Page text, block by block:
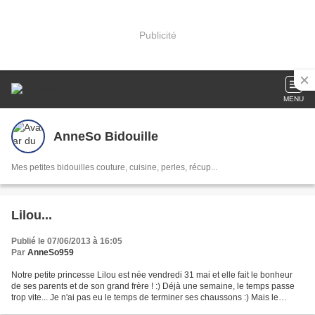
Publicité
MENU
AnneSo Bidouille
Mes petites bidouilles couture, cuisine, perles, récup...
Lilou...
Publié le 07/06/2013 à 16:05
Par AnneSo959
Notre petite princesse Lilou est née vendredi 31 mai et elle fait le bonheur
de ses parents et de son grand frère ! :) Déjà une semaine, le temps passe
trop vite... Je n'ai pas eu le temps de terminer ses chaussons :) Mais le